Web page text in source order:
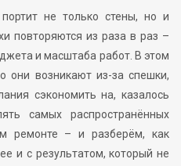
не только стены, но и
повторяются из раза в раз –
и масштаба работ. В этом
они возникают из-за спешки,
сэкономить на, казалось
самых распространённых
ремонте – и разберём, как
и с результатом, который не